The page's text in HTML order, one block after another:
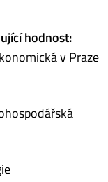
hodnost:
v Praze